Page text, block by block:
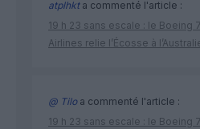
atplhkta commenté l'article :
19 h 23 sans escale : le Boeing
Airlines relie l’Écosse à
@ Tiloa commenté l'article :
19 h 23 sans escale : le Boeing